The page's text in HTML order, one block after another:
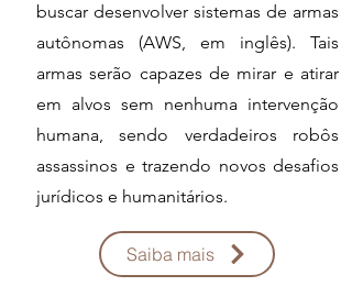
buscar desenvolver sistemas de armas
autônomas (AWS, em inglês). Tais
armas serão capazes de mirar e atirar
em alvos sem nenhuma intervenção
humana, sendo verdadeiros robôs
assassinos e trazendo novos desafios
jurídicos e humanitários.
Saiba mais